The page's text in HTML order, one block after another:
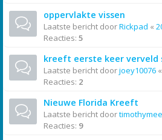
oppervlakte vissen
Laatste bericht doorRickpad «
Reacties: 5
kreeft eerste keer verveld
Laatste bericht doorjoey10076 «
Reacties: 2
Nieuwe Florida Kreeft
Laatste bericht door
Reacties: 9